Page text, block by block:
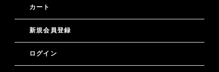
カート
新規会員登録
ログイン